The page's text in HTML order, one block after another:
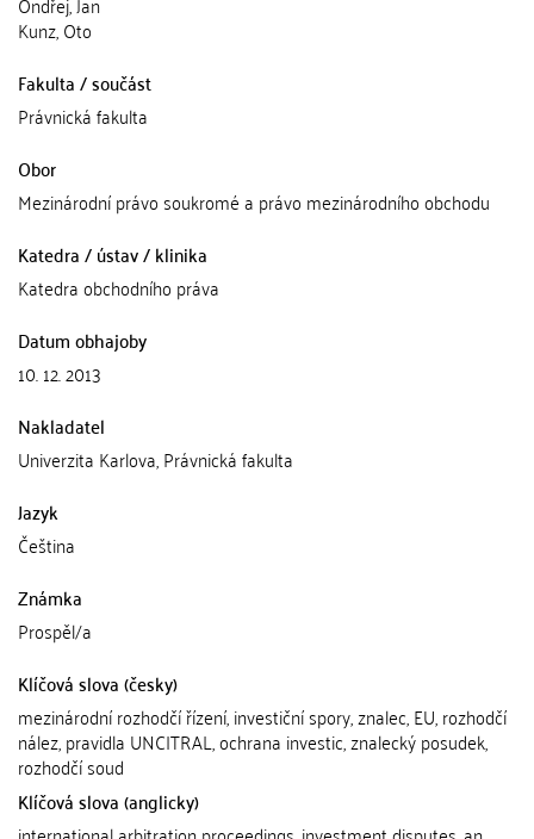
Kunz, Oto
Fakulta / součást
Právnická fakulta
Obor
Mezinárodní právo soukromé a právo mezinárodního obchodu
Katedra / ústav / klinika
Katedra obchodního práva
Datum obhajoby
10. 12. 2013
Nakladatel
Univerzita Karlova, Právnická fakulta
Jazyk
Čeština
Známka
Prospěl/a
Klíčová slova (česky)
mezinárodní rozhodčí řízení, investiční spory, znalec, EU, rozhodčí
nález, pravidla UNCITRAL, ochrana investic, znalecký posudek,
rozhodčí soud
Klíčová slova (anglicky)